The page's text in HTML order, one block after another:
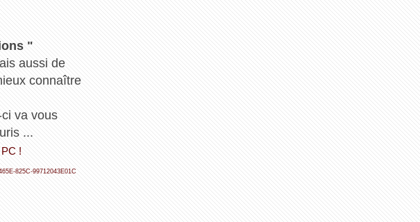
"
aussi de
connaître
va vous
...
!
825C-99712043E01C